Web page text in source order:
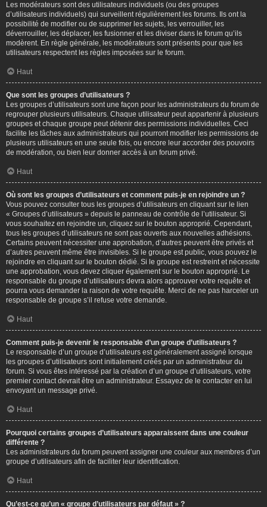
Les modérateurs sont des utilisateurs individuels (ou des groupes
d’utilisateurs individuels) qui surveillent régulièrement les forums. Ils ont la
possibilité de modifier ou de supprimer les sujets, les verrouiller, les
déverrouiller, les déplacer, les fusionner et les diviser dans le forum qu’ils
modèrent. En règle générale, les modérateurs sont présents pour que les
utilisateurs respectent les règles imposées sur le forum.
Haut
Que sont les groupes d’utilisateurs ?
Les groupes d’utilisateurs sont une façon pour les administrateurs du forum de
regrouper plusieurs utilisateurs. Chaque utilisateur peut appartenir à plusieurs
groupes et chaque groupe peut détenir des permissions individuelles. Ceci
facilite les tâches aux administrateurs qui pourront modifier les permissions de
plusieurs utilisateurs en une seule fois, ou encore leur accorder des pouvoirs
de modération, ou bien leur donner accès à un forum privé.
Haut
Où sont les groupes d’utilisateurs et comment puis-je en rejoindre un ?
Vous pouvez consulter tous les groupes d’utilisateurs en cliquant sur le lien
« Groupes d’utilisateurs » depuis le panneau de contrôle de l’utilisateur. Si
vous souhaitez en rejoindre un, cliquez sur le bouton approprié. Cependant,
tous les groupes d’utilisateurs ne sont pas ouverts aux nouvelles adhésions.
Certains peuvent nécessiter une approbation, d’autres peuvent être privés et
d’autres peuvent même être invisibles. Si le groupe est public, vous pouvez le
rejoindre en cliquant sur le bouton dédié. Si le groupe est restreint et nécessite
une approbation, vous devez cliquer également sur le bouton approprié. Le
responsable du groupe d’utilisateurs devra alors approuver votre requête et
pourra vous demander la raison de votre requête. Merci de ne pas harceler un
responsable de groupe s’il refuse votre demande.
Haut
Comment puis-je devenir le responsable d’un groupe d’utilisateurs ?
Le responsable d’un groupe d’utilisateurs est généralement assigné lorsque
les groupes d’utilisateurs sont initialement créés par un administrateur du
forum. Si vous êtes intéressé par la création d’un groupe d’utilisateurs, votre
premier contact devrait être un administrateur. Essayez de le contacter en lui
envoyant un message privé.
Haut
Pourquoi certains groupes d’utilisateurs apparaissent dans une couleur
différente ?
Les administrateurs du forum peuvent assigner une couleur aux membres d’un
groupe d’utilisateurs afin de faciliter leur identification.
Haut
Qu’est-ce qu’un « groupe d’utilisateurs par défaut » ?